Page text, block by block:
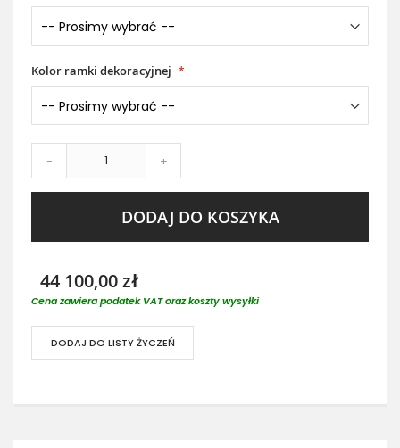
Kolor ramki dekoracyjnej
- +
DODAJ DO KOSZYKA
44 100,00 zł
Cena zawiera podatek VAT oraz koszty wysyłki
DODAJ DO LISTY ŻYCZEŃ